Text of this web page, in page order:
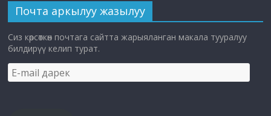
Почта аркылуу жазылуу
Сиз көрсөткөн почтага сайтта жарыяланган макала тууралуу
билдирүү келип турат.
E-
mail